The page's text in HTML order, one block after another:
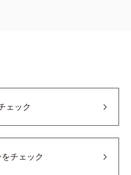
ェック
チェック